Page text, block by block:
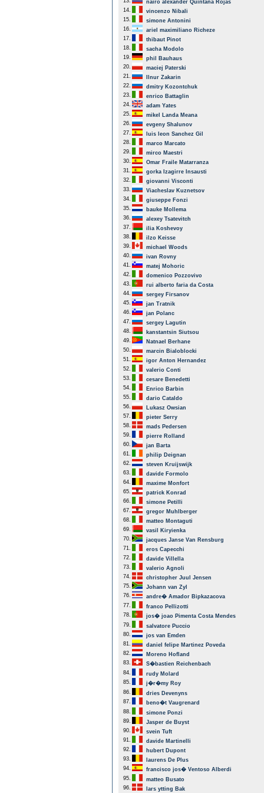
nairo alexander Quintana Rojas
14.
vincenzo Nibali
15.
simone Antonini
16.
ariel maximiliano Richeze
17.
thibaut Pinot
18.
sacha Modolo
19.
phil Bauhaus
20.
maciej Paterski
21.
Ilnur Zakarin
22.
dmitry Kozontchuk
23.
enrico Battaglin
24.
adam Yates
25.
mikel Landa Meana
26.
evgeny Shalunov
27.
luis leon Sanchez Gil
28.
marco Marcato
29.
mirco Maestri
30.
Omar Fraile Matarranza
31.
gorka Izagirre Insausti
32.
giovanni Visconti
33.
Viacheslav Kuznetsov
34.
giuseppe Fonzi
35.
bauke Mollema
36.
alexey Tsatevitch
37.
ilia Koshevoy
38.
ilzo Keisse
39.
michael Woods
40.
ivan Rovny
41.
matej Mohoric
42.
domenico Pozzovivo
43.
rui alberto faria da Costa
44.
sergey Firsanov
45.
jan Tratnik
46.
jan Polanc
47.
sergey Lagutin
48.
kanstantsin Siutsou
49.
Natnael Berhane
50.
marcin Bialoblocki
51.
igor Anton Hernandez
52.
valerio Conti
53.
cesare Benedetti
54.
Enrico Barbin
55.
dario Cataldo
56.
Lukasz Owsian
57.
pieter Serry
58.
mads Pedersen
59.
pierre Rolland
60.
jan Barta
61.
philip Deignan
62.
steven Kruijswijk
63.
davide Formolo
64.
maxime Monfort
65.
patrick Konrad
66.
simone Petilli
67.
gregor Muhlberger
68.
matteo Montaguti
69.
vasil Kiryienka
70.
jacques Janse Van Rensburg
71.
eros Capecchi
72.
davide Villella
73.
valerio Agnoli
74.
christopher Juul Jensen
75.
Johann van Zyl
76.
andre� Amador Bipkazacova
77.
franco Pellizotti
78.
jos� joao Pimenta Costa Mendes
79.
salvatore Puccio
80.
jos van Emden
81.
daniel felipe Martinez Poveda
82.
Moreno Hofland
83.
S�bastien Reichenbach
84.
rudy Molard
85.
j�r�my Roy
86.
dries Devenyns
87.
beno�t Vaugrenard
88.
simone Ponzi
89.
Jasper de Buyst
90.
svein Tuft
91.
davide Martinelli
92.
hubert Dupont
93.
laurens De Plus
94.
francisco jos� Ventoso Alberdi
95.
matteo Busato
96.
lars ytting Bak